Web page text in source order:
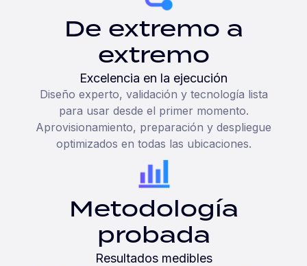
De extremo a
extremo
Excelencia en la ejecución
Diseño experto, validación y tecnología lista
para usar desde el primer momento.
Aprovisionamiento, preparación y despliegue
optimizados en todas las ubicaciones.
Metodología
probada
Resultados medibles